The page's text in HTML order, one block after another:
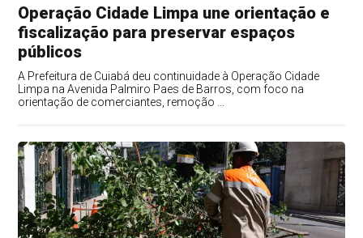
Operação Cidade Limpa une orientação e
fiscalização para preservar espaços
públicos
A Prefeitura de Cuiabá deu continuidade à Operação Cidade
Limpa na Avenida Palmiro Paes de Barros, com foco na
orientação de comerciantes, remoção ...